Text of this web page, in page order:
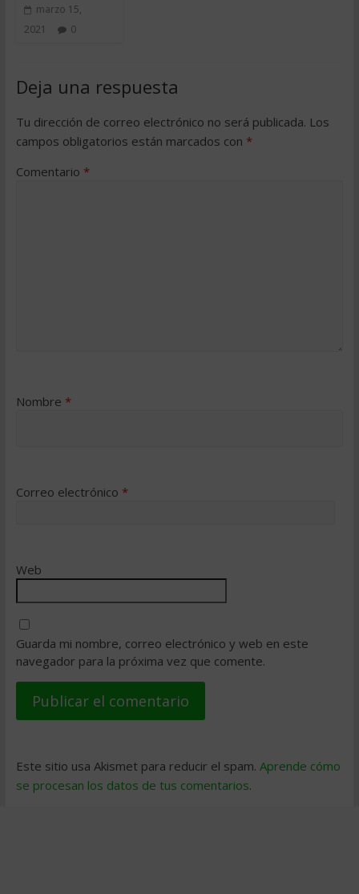
marzo 15,
2021
0
Deja una respuesta
Tu dirección de correo electrónico no será publicada. Los
campos obligatorios están marcados con *
Comentario *
Nombre *
Correo electrónico *
Web
Guarda mi nombre, correo electrónico y web en este
navegador para la próxima vez que comente.
Este sitio usa Akismet para reducir el spam. Aprende cómo
se procesan los datos de tus comentarios.